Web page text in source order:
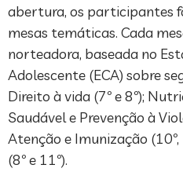
abertura, os participantes
mesas temáticas. Cada
norteadora, baseada no
Adolescente (ECA) sobre
Direito à vida (7º e 8º);
Saudável e Prevenção à
Atenção e Imunização (10º,
(8º e 11º).